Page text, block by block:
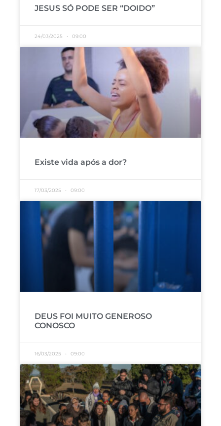
JESUS SÓ PODE SER “DOIDO”
24/03/2025 09:00
Existe vida após a dor?
17/03/2025 09:00
DEUS FOI MUITO GENEROSO
CONOSCO
16/03/2025 09:00